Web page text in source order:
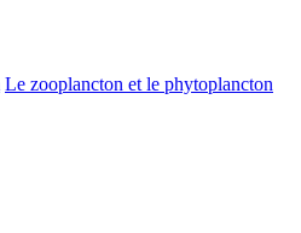
Le zooplancton et le phytoplancton